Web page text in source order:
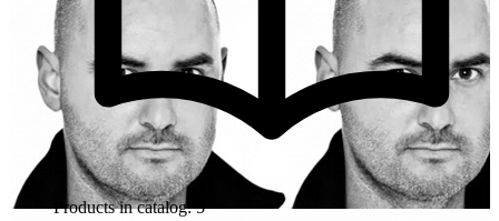
Products in catalog: 5